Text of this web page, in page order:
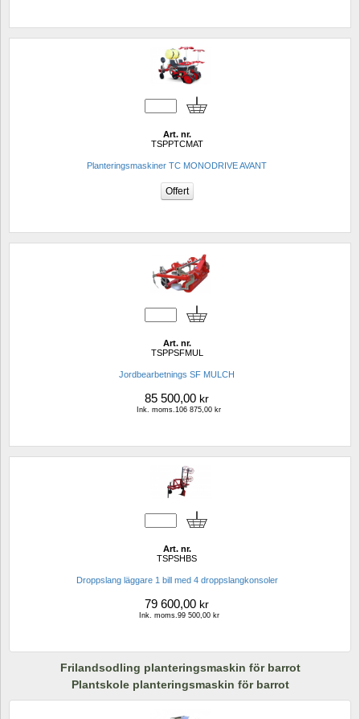
Art. nr.
TSPPTCMAT
Planteringsmaskiner TC MONODRIVE AVANT
Art. nr.
TSPPSFMUL
Jordbearbetnings SF MULCH
85 500,00 kr
Ink. moms.106 875,00 kr
Art. nr.
TSPSHBS
Droppslang läggare 1 bill med 4 droppslangkonsoler
79 600,00 kr
Ink. moms.99 500,00 kr
Frilandsodling planteringsmaskin för barrot
Plantskole planteringsmaskin för barrot